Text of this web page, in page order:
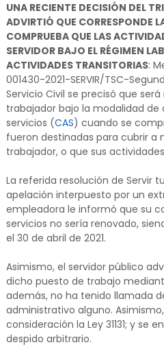
UNA RECIENTE DECISIÓN DEL
ADVIRTIÓ QUE CORRESPONDE
COMPRUEBA QUE LAS
SERVIDOR BAJO EL RÉGIMEN
ACTIVIDADES TRANSITORIAS:
001430-2021-SERVIR/TSC-
Servicio Civil se precisó que
trabajador bajo la modalidad
servicios (CAS) cuando se
fueron destinadas para cubrir a
trabajador, o que sus
La referida resolución de Servir
apelación interpuesto por un
empleadora le informó que su
servicios no sería renovado,
el 30 de abril de 2021.
Asimismo, el servidor público
dicho puesto de trabajo
además, no ha tenido llamada
administrativo alguno.
consideración la Ley 31131; y se
despido arbitrario.